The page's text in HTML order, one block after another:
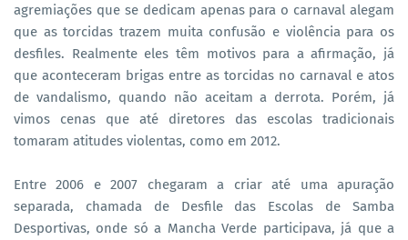
agremiações que se dedicam apenas para o carnaval alegam
que as torcidas trazem muita confusão e violência para os
desfiles. Realmente eles têm motivos para a afirmação, já
que aconteceram brigas entre as torcidas no carnaval e atos
de vandalismo, quando não aceitam a derrota. Porém, já
vimos cenas que até diretores das escolas tradicionais
tomaram atitudes violentas, como em 2012.
Entre 2006 e 2007 chegaram a criar até uma apuração
separada, chamada de Desfile das Escolas de Samba
Desportivas, onde só a Mancha Verde participava, já que a